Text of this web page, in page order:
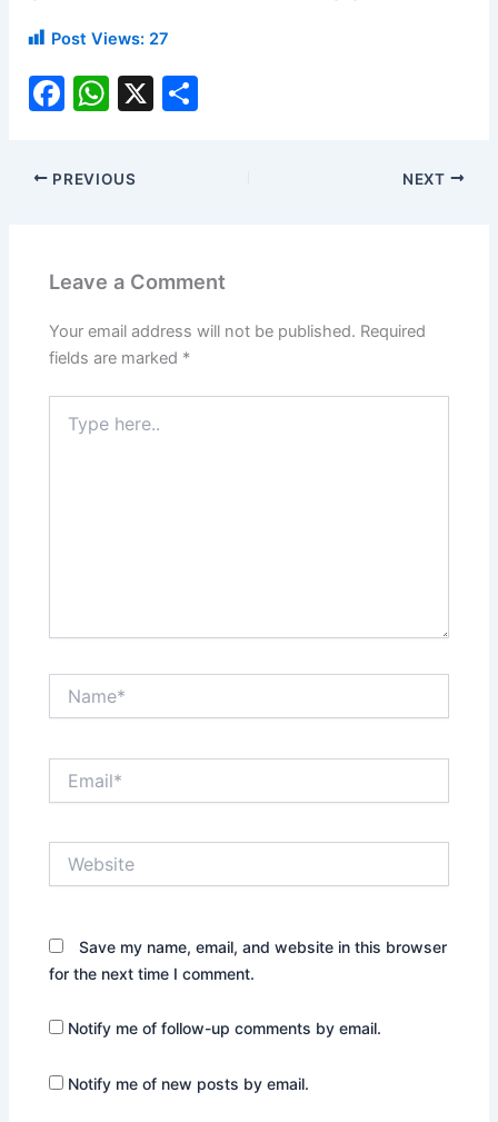
Post Views: 27
F
c
e
o
k
W
at
s
p
X
PREVIOUS NEXT
Leave a Comment
Your email address will not be published. Required
fields are marked *
here..
Save my name, email, and website in this browser
for the next time I comment.
Notify me of follow-up comments by email.
Notify me of new posts by email.